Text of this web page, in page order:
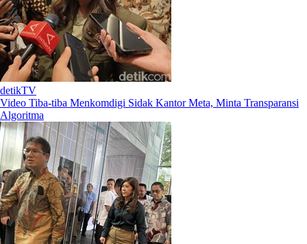
detikTV
Video Tiba-tiba Menkomdigi Sidak Kantor Meta, Minta Transparansi
Algoritma